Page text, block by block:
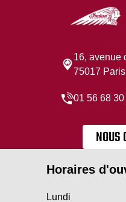
16, avenue
75017 Paris
01 56 68 30
NOUS
Horaires
Lundi